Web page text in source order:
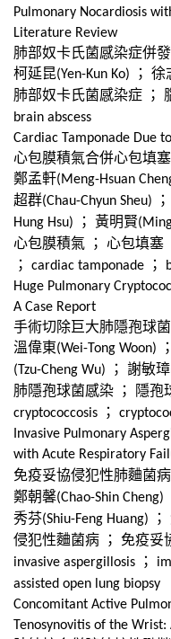
Pulmonary Nocardiosis
Literature Review
肺部奴卡氏菌感染症併
柯延昆(Yen-Kun Ko) ； 徐
肺部奴卡氏菌感染症 ；
brain abscess
Cardiac Tamponade Due
心包膜積氣合併心包填
鄭孟軒(Meng-Hsuan
超群(Chau-Chyun Sheu) ；
Hung Hsu)
； 黃明賢
心包膜積氣 ； 心包填塞
； cardiac tamponade ；
Huge Pulmonary
A Case Report
手術切除巨大肺隱孢球
溫偉東(Wei-Tong Woon) ；
(Tzu-Cheng Wu) ； 謝敏璋
肺隱孢球菌感染 ； 隱孢
cryptococcosis
；
Invasive Pulmonary
with Acute Respiratory
免疫妥協侵犯性肺麯菌
鄭朝馨(Chao-Shin Cheng)
秀芬(Shiu-Feng Huang) ；
侵犯性麯菌病 ； 免疫妥
invasive aspergillosis ；
assisted open lung biopsy
Concomitant Active
Tenosynovitis of the Wrist: